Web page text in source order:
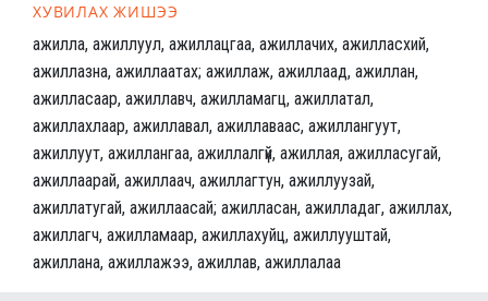
ХУВИЛАХ ЖИШЭЭ
ажилла, ажиллуул, ажиллацгаа, ажиллачих, ажилласхий,
ажиллазна, ажиллаатах; ажиллаж, ажиллаад, ажиллан,
ажилласаар, ажиллавч, ажилламагц, ажиллатал,
ажиллахлаар, ажиллавал, ажиллаваас, ажиллангуут,
ажиллуут, ажиллангаа, ажиллалгүй, ажиллая, ажилласугай,
ажиллаарай, ажиллаач, ажиллагтун, ажиллуузай,
ажиллатугай, ажиллаасай; ажилласан, ажилладаг, ажиллах,
ажиллагч, ажилламаар, ажиллахуйц, ажиллууштай,
ажиллана, ажиллажээ, ажиллав, ажиллалаа